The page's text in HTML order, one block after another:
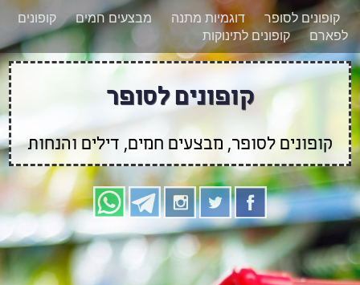
רוצים להישאר מעודכנים לגבי קופונים חדשים?
הצטרפו אלינו גם
בוואטסאפ
קופונים לסופר דוגמיות מתנה מבצעים חמים
קופונים
לפארם
קופונים לתינוקות
קופונים לסופר
קופונים לסופר, מבצעים חמים, דילים והנחות